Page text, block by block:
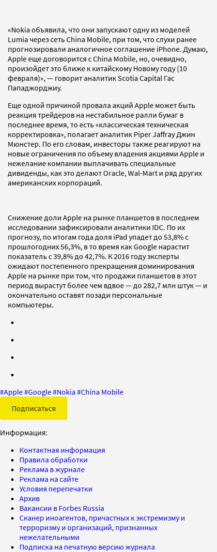
«Nokia объявила, что они запускают одну из моделей
Lumia через сеть China Mobile, при том, что слухи ранее
прогнозировали аналогичное соглашение iPhone. Думаю,
Apple еще договорится с China Mobile, но, очевидно,
произойдет это ближе к китайскому Новому году (10
февраля)», — говорит аналитик Scotia Capital Гас
Пападжорджиу.
Еще одной причиной провала акций Apple может быть
реакция трейдеров на нестабильное ралли бумаг в
последнее время, то есть «классическая техническая
корректировка», полагает аналитик Piper Jaffray Джин
Мюнстер. По его словам, инвесторы также реагируют на
новые ограничения по объему владения акциями Apple и
нежелание компании выплачивать специальные
дивиденды, как это делают Oracle, Wal-Mart и ряд других
американских корпораций.
Снижение доли Apple на рынке планшетов в последнем
исследовании зафиксировали аналитики IDC. По их
прогнозу, по итогам года доля iPad упадет до 53,8% с
прошлогодних 56,3%, в то время как Google нарастит
показатель с 39,8% до 42,7%. К 2016 году эксперты
ожидают постепенного прекращения доминирования
Apple на рынке при том, что продажи планшетов в этот
период вырастут более чем вдвое — до 282,7 млн штук — и
окончательно оставят позади персональные
компьютеры.
#Apple#Google#Nokia #China Mobile
Подписаться
Информация:
Контактная информация
Правила обработки
Реклама в журнале
Реклама на сайте
Условия перепечатки
Архив
Вакансии в Forbes Russia
Сканер иноагентов, причастных к экстремизму и
терроризму и организаций, признанных
нежелательными
Подписка на печатную версию журнала